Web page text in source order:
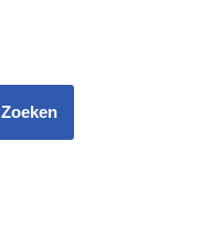
Zoeken